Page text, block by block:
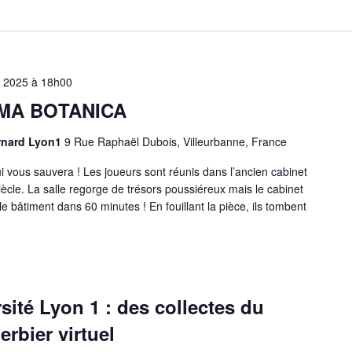
BOTANICA
à 18h00
Lyon1 9 Rue Raphaël Dubois, Villeurbanne, France
sauvera ! Les joueurs sont réunis dans l’ancien cabinet
La salle regorge de trésors poussiéreux mais le cabinet
bâtiment dans 60 minutes ! En fouillant la pièce, ils tombent
Lyon 1 : des collectes du
virtuel